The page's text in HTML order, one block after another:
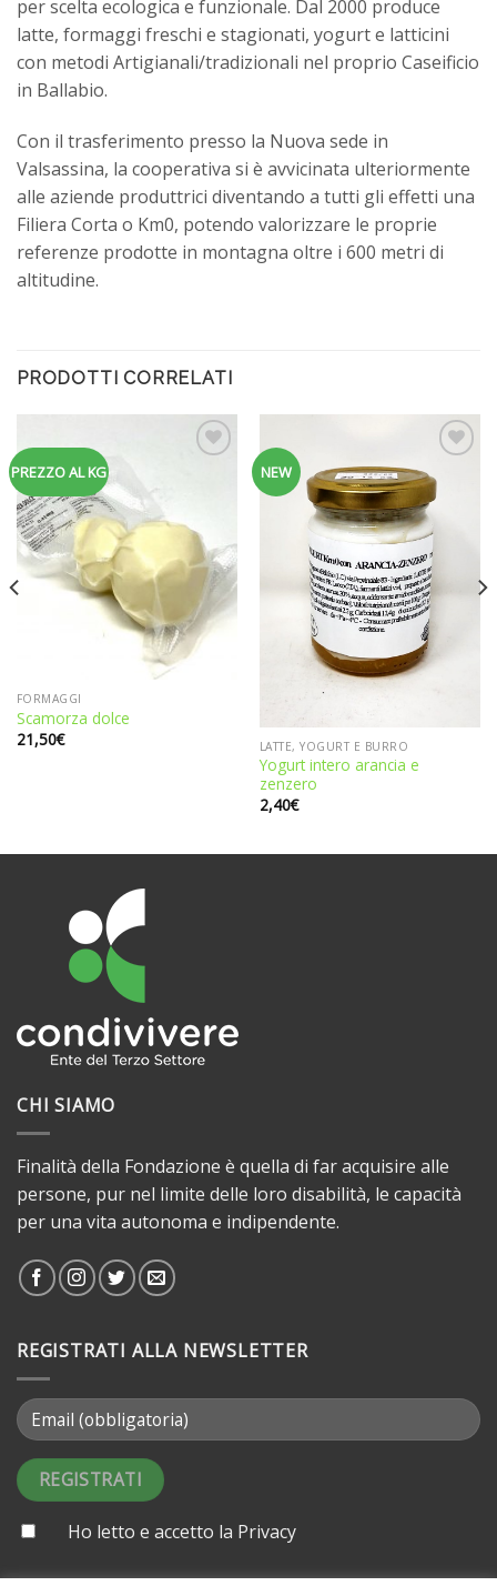
per scelta ecologica e funzionale. Dal 2000 produce
latte, formaggi freschi e stagionati, yogurt e latticini
con metodi Artigianali/tradizionali nel proprio Caseificio
in Ballabio.
Con il trasferimento presso la Nuova sede in
Valsassina, la cooperativa si è avvicinata ulteriormente
alle aziende produttrici diventando a tutti gli effetti una
Filiera Corta o Km0, potendo valorizzare le proprie
referenze prodotte in montagna oltre i 600 metri di
altitudine.
PRODOTTI CORRELATI
PREZZO AL KG
FORMAGGI
Scamorza dolce
21,50€
NEW
Aggiungi
alla
lista dei
desideri
LATTE, YOGURT E BURRO
Yogurt intero arancia e
zenzero
2,40€
CHI SIAMO
Finalità della Fondazione è quella di far acquisire alle
persone, pur nel limite delle loro disabilità, le capacità
per una vita autonoma e indipendente.
REGISTRATI ALLA NEWSLETTER
Ho letto e accetto la Privacy